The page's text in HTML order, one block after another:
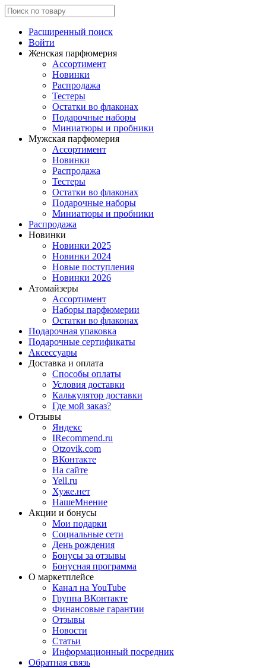
Расширенный поиск
Войти
Женская парфюмерия
Ассортимент
Новинки
Распродажа
Тестеры
Остатки во флаконах
Подарочные наборы
Миниатюры и пробники
Мужская парфюмерия
Ассортимент
Новинки
Распродажа
Тестеры
Остатки во флаконах
Подарочные наборы
Миниатюры и пробники
Распродажа
Новинки
Новинки 2025
Новинки 2024
Новые поступления
Новинки 2026
Атомайзеры
Ассортимент
Наборы парфюмерии
Остатки во флаконах
Подарочная упаковка
Подарочные сертификаты
Аксессуары
Доставка и оплата
Способы оплаты
Условия доставки
Калькулятор доставки
Где мой заказ?
Отзывы
Яндекс
IRecommend.ru
Otzovik.com
ВКонтакте
На сайте
Yell.ru
Хуже.нет
НашеМнение
Акции и бонусы
Мои подарки
Социальные сети
День рождения
Бонусы за отзывы
Бонусная программа
О маркетплейсе
Канал на YouTube
Группа ВКонтакте
Финансовые гарантии
Отзывы
Новости
Статьи
Информационный посредник
Обратная связь